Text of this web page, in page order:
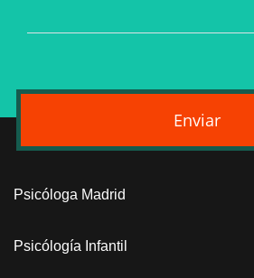
Enviar
Psicóloga Madrid
Psicólogía Infantil